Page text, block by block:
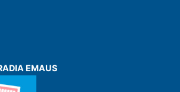
EMAUS